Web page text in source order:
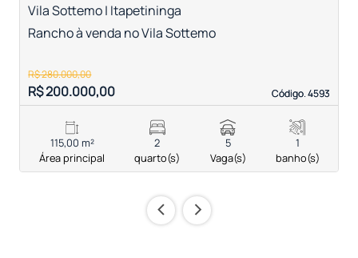
Vila Sottemo | Itapetininga
Código. 4593
Código. 4593
Rancho à venda no Vila Sottemo
R$ 280.000,00
R$ 200.000,00
115,00 m²
Área principal
2
quarto(s)
5
Vaga(s)
1
banho(s)
‹ ›